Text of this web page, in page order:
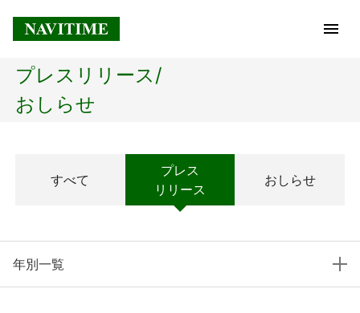
トップページ
経営理念
プレスリリース/
おしらせ
すべて
プレス
リリース
おしらせ
年別一覧